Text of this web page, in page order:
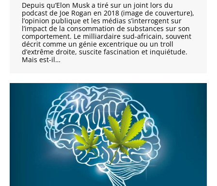
Depuis qu’Elon Musk a tiré sur un joint lors du
podcast de Joe Rogan en 2018 (image de couverture),
l’opinion publique et les médias s’interrogent sur
l’impact de la consommation de substances sur son
comportement. Le milliardaire sud-africain, souvent
décrit comme un génie excentrique ou un troll
d’extrême droite, suscite fascination et inquiétude.
Mais est-il…